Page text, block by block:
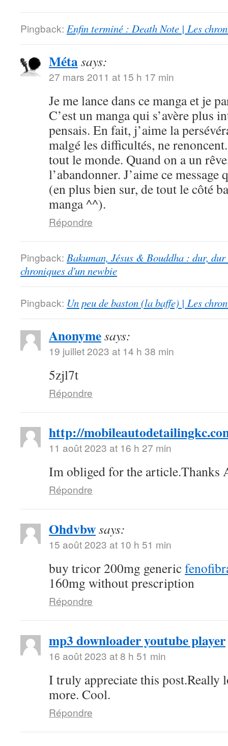
Pingback: Enfin terminé : Death Note | Les
Métasays:
27 mars 2011 at 15 h 17 min
Je me lance dans ce manga et je
C’est un manga qui s’avère plus
pensais. En fait, j’aime la
malgé les difficultés, ne
tout le monde. Quand on a un
l’abandonner. J’aime ce
(en plus bien sur, de tout le côté
manga ^^).
Répondre
Pingback: Bakuman, Jésus & Bouddha : dur,
chroniques d'un newbie
Pingback: Un peu de baston (la baffe) | Les
Anonymesays:
19 juillet 2023 at 14 h 38 min
5zjl7t
Répondre
http://
11 août 2023 at 16 h 27 min
Im obliged for the article.Thanks
Répondre
Ohdvbwsays:
15 août 2023 at 10 h 51 min
buy tricor 200mg generic
160mg without prescription
Répondre
mp3 downloader youtube player
16 août 2023 at 8 h 51 min
I truly appreciate this post.Really
more. Cool.
Répondre